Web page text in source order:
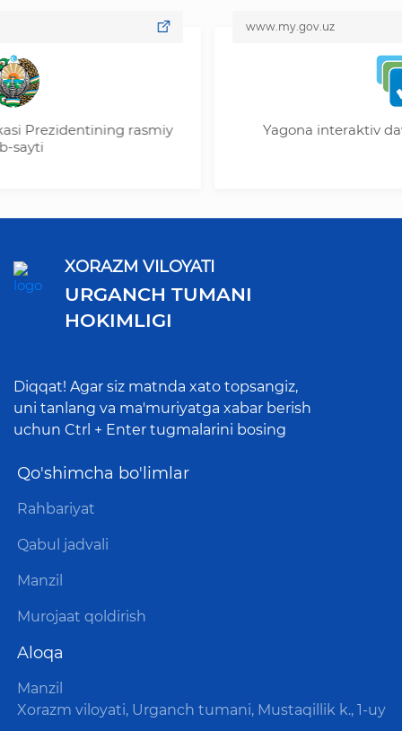
rasmiy
www.my.gov.uz
Yagona interaktiv davlat
XORAZM VILOYATI
URGANCH TUMANI
HOKIMLIGI
Diqqat! Agar siz matnda xato topsangiz,
uni tanlang va ma'muriyatga xabar berish
uchun Ctrl + Enter tugmalarini bosing
Qo'shimcha bo'limlar
Rahbariyat
Qabul jadvali
Manzil
Murojaat qoldirish
Aloqa
Manzil
Xorazm viloyati, Urganch tumani, Mustaqillik k., 1-uy